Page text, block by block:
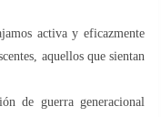
activa y eficazmente
aquellos que sientan
de guerra generacional